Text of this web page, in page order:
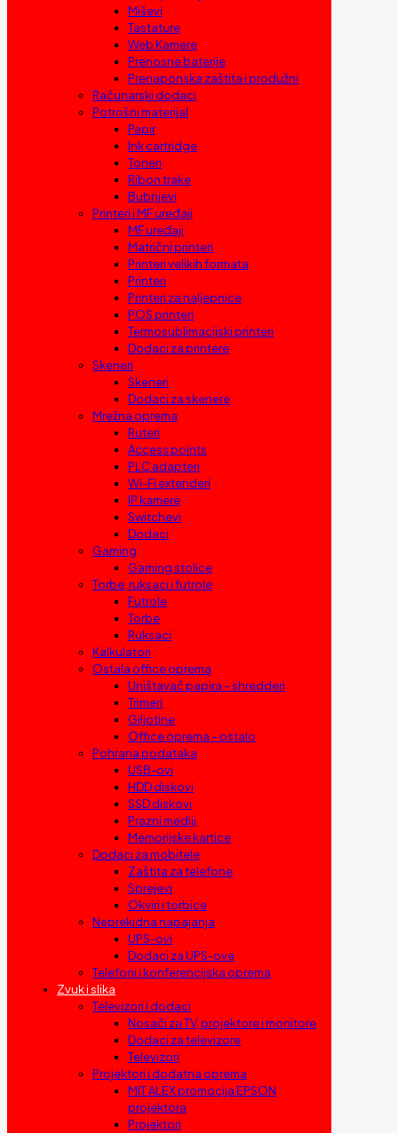
Miševi
Tastature
Web Kamere
Prenosne baterije
Prenaponska zaštita i produžni
Računarski dodaci
Potrošni materijal
Papir
Ink cartridge
Toneri
Ribon trake
Bubnjevi
Printeri i MF uređaji
MF uređaji
Matrični printeri
Printeri velikih formata
Printeri
Printeri za naljepnice
POS printeri
Termosublimacijski printeri
Dodaci za printere
Skeneri
Skeneri
Dodaci za skenere
Mrežna oprema
Ruteri
Access points
PLC adapteri
Wi-Fi extenderi
IP kamere
Switchevi
Dodaci
Gaming
Gaming stolice
Torbe, ruksaci i futrole
Futrole
Torbe
Ruksaci
Kalkulatori
Ostala office oprema
Uništavač papira – shredderi
Trimeri
Giljotine
Office oprema – ostalo
Pohrana podataka
USB-ovi
HDD diskovi
SSD diskovi
Prazni mediji
Memorijske kartice
Dodaci za mobitele
Zaštita za telefone
Sprejevi
Okviri i torbice
Neprekidna napajanja
UPS-ovi
Dodaci za UPS-ove
Telefoni i konferencijska oprema
Zvuk i slika
Televizori i dodaci
Nosači za TV, projektore i monitore
Dodaci za televizore
Televizori
Projektori i dodatna oprema
MIT ALEX promocija EPSON
projektora
Projektori